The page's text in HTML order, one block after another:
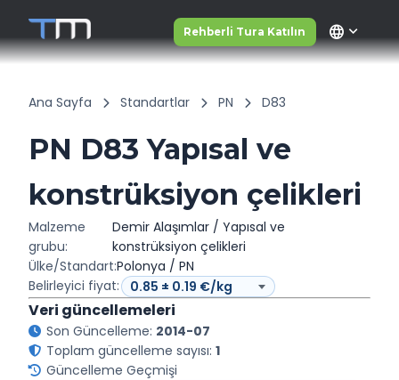
Rehberli Tura Katılın language
Ana Sayfa Standartlar PN D83
PN D83 Yapısal ve
konstrüksiyon çelikleri
Malzeme
grubu:
Demir Alaşımlar / Yapısal ve
konstrüksiyon çelikleri
Ülke/Standart:Polonya / PN
Belirleyici fiyat:
Veri güncellemeleri
Son Güncelleme: 2014-07
Toplam güncelleme sayısı: 1
Güncelleme Geçmişi